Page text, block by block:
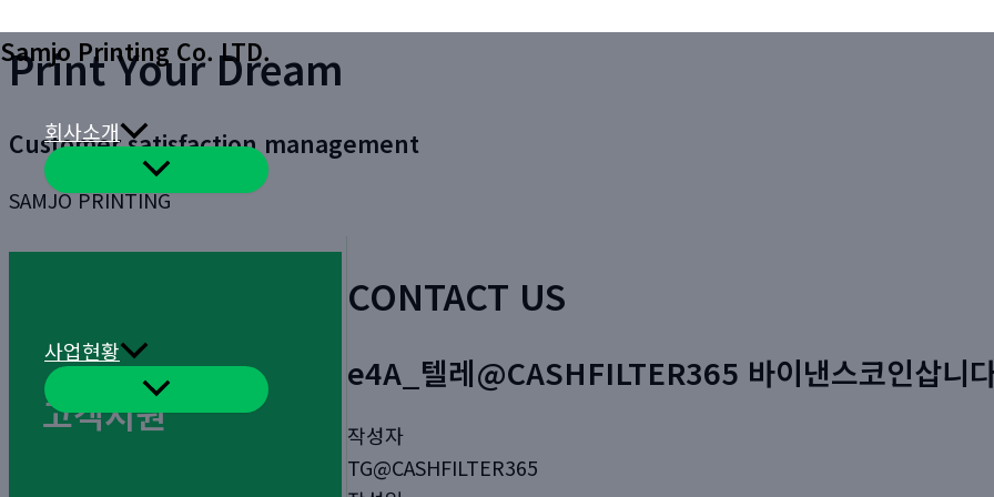
텐
츠
건
뛰
기
Samjo Printing Co. LTD.
회사소개
메
뉴
토
글
사업현황
메
뉴
토
글
Print Your Dream
Customer satisfaction management
SAMJO PRINTING
고객지원
CONTACT US
e4A_텔레@CASHFILTER365 바이낸스코인삽니
작성자
TG@CASHFILTER365